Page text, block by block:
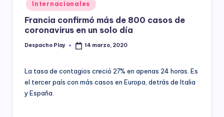
y
in
Internacionales
Francia confirmó más de 800 casos de
coronavirus en un solo día
Posted
Despacho Play 14 marzo, 2020
La tasa de contagios creció 27% en apenas 24 horas. Es
el tercer país con más casos en Europa, detrás de Italia
y España.